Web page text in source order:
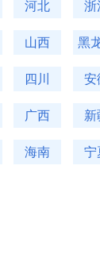
河北 浙
山西 黑
四川 安
广西 新
海南 宁